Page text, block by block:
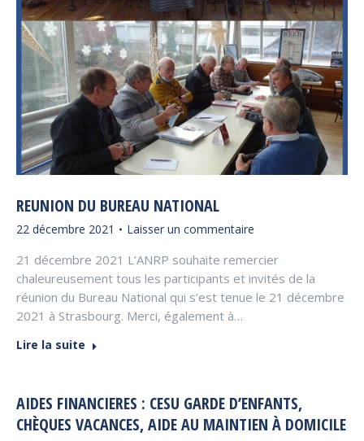
REUNION DU BUREAU NATIONAL
22 décembre 2021 Laisser un commentaire
21 décembre 2021 L’ANRP souhaite remercier
chaleureusement tous les participants et invités de la
réunion du Bureau National qui s’est tenue le 21 décembre
2021 à Strasbourg. Merci, également à…
Lire la suite
AIDES FINANCIERES : CESU GARDE D’ENFANTS,
CHÈQUES VACANCES, AIDE AU MAINTIEN À DOMICILE